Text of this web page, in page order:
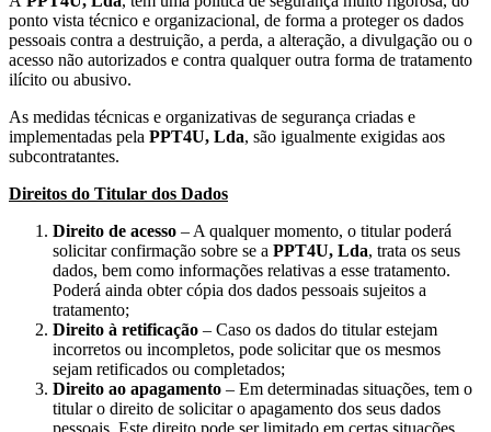
ponto vista técnico e organizacional, de forma a proteger os dados
pessoais contra a destruição, a perda, a alteração, a divulgação ou o
acesso não autorizados e contra qualquer outra forma de tratamento
ilícito ou abusivo.
As medidas técnicas e organizativas de segurança criadas e
implementadas pela PPT4U, Lda, são igualmente exigidas aos
subcontratantes.
Direitos do Titular dos Dados
Direito de acesso – A qualquer momento, o titular poderá
solicitar confirmação sobre se a PPT4U, Lda, trata os seus
dados, bem como informações relativas a esse tratamento.
Poderá ainda obter cópia dos dados pessoais sujeitos a
tratamento;
Direito à retificação – Caso os dados do titular estejam
incorretos ou incompletos, pode solicitar que os mesmos
sejam retificados ou completados;
Direito ao apagamento – Em determinadas situações, tem o
titular o direito de solicitar o apagamento dos seus dados